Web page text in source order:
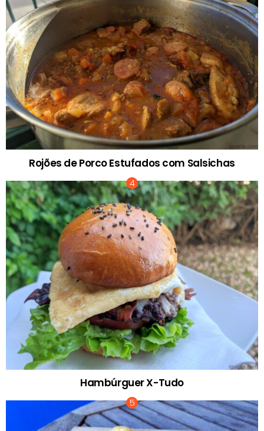
Rojões de Porco Estufados com Salsichas
Hambúrguer X-Tudo